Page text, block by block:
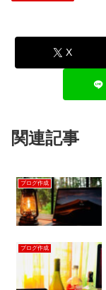
X
関連記事
ブログ作成
ブログ作成